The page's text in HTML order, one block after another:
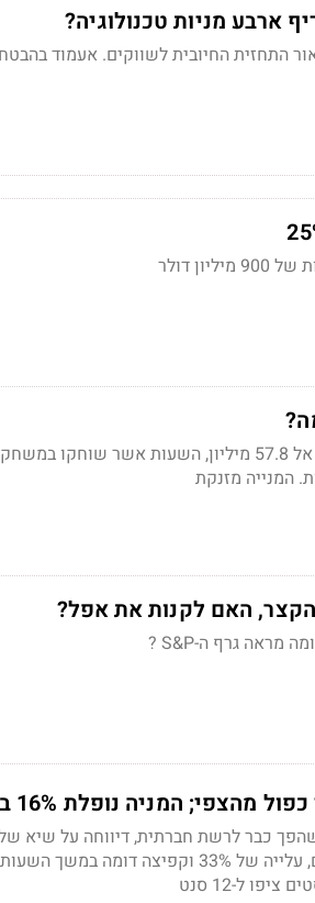
ארבע מניות טכנולוגיה?
התחזית החיובית לשווקים. אעמוד
המשתמשים הפעילים באופן יומיומי צמחו ב-23% אל 57.8 מיליון, השעות אשר
האם לקנות את אפל?
המניה נופלת 16% בטרום
משתמשים פעילים בממוצע מדי יום ברבעון הקודם, עלייה של 33%